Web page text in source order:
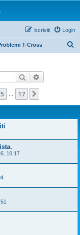
Login
Iscriviti
T-Cross
Cerca
5 17
10:17